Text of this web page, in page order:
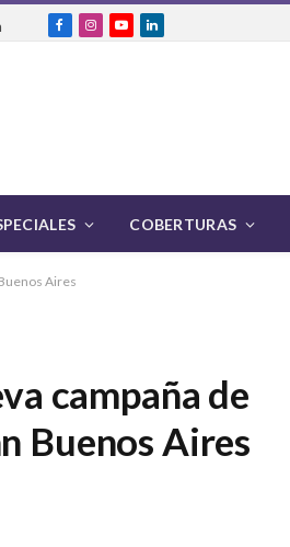
FacebookInstagram
YouTubeLinkedIn
COBERTURAS
Aires
campaña de
Buenos Aires